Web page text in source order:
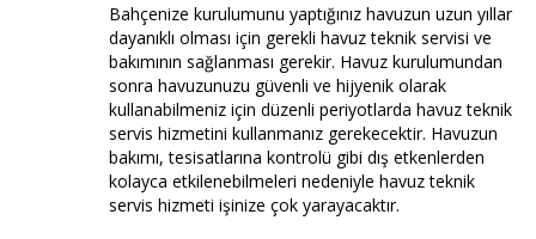
Bahçenize kurulumunu yaptığınız havuzun uzun yıllar
dayanıklı olması için gerekli havuz teknik servisi ve
bakımının sağlanması gerekir. Havuz kurulumundan
sonra havuzunuzu güvenli ve hijyenik olarak
kullanabilmeniz için düzenli periyotlarda havuz teknik
servis hizmetini kullanmanız gerekecektir. Havuzun
bakımı, tesisatlarına kontrolü gibi dış etkenlerden
kolayca etkilenebilmeleri nedeniyle havuz teknik
servis hizmeti işinize çok yarayacaktır.